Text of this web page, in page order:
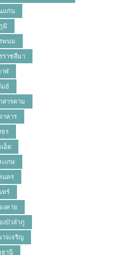
แก่น
มิ
พนม
ราชสีมา
าฬ
มย์
สารคาม
าหาร
ธร
อ็ด
เกษ
นคร
ทร์
งคาย
งบัวลำภู
าจเจริญ
ธานี